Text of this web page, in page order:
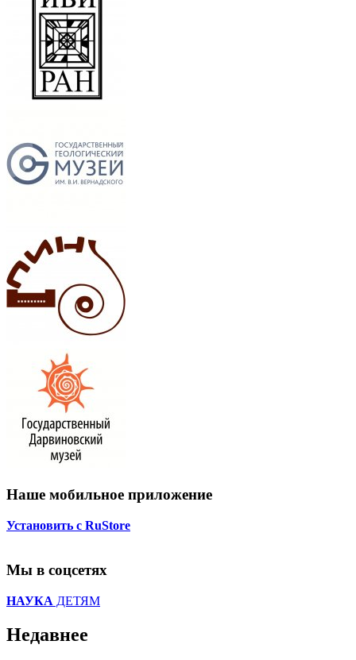
Наше мобильное приложение
Установить с RuStore
Мы в соцсетях
НАУКА ДЕТЯМ
Недавнее